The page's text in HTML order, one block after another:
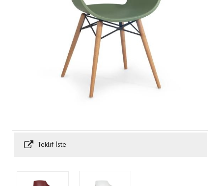
Teklif İste